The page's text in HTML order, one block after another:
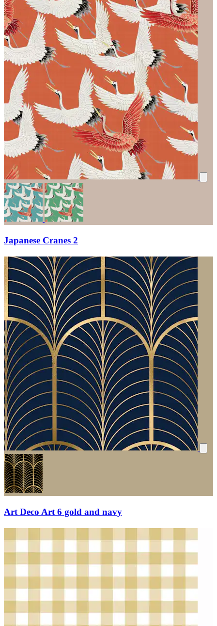
Japanese Cranes 2
Art Deco Art 6 gold and navy